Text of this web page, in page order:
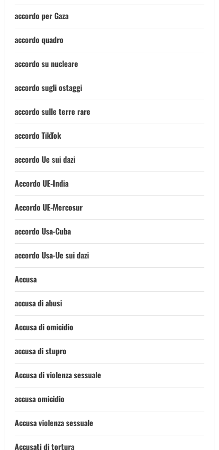
accordo per Gaza
accordo quadro
accordo su nucleare
accordo sugli ostaggi
accordo sulle terre rare
accordo TikTok
accordo Ue sui dazi
Accordo UE-India
Accordo UE-Mercosur
accordo Usa-Cuba
accordo Usa-Ue sui dazi
Accusa
accusa di abusi
Accusa di omicidio
accusa di stupro
Accusa di violenza sessuale
accusa omicidio
Accusa violenza sessuale
Accusati di tortura